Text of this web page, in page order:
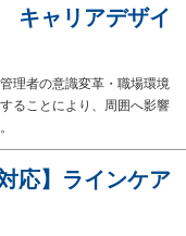
キャリアデザイ
理者の意識変革・職場環境
ることにより、周囲へ影響
応】ラインケア